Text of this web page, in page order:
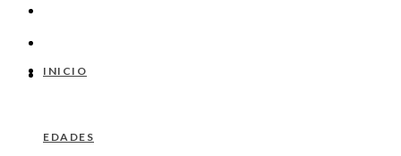
INICIO
EDADES